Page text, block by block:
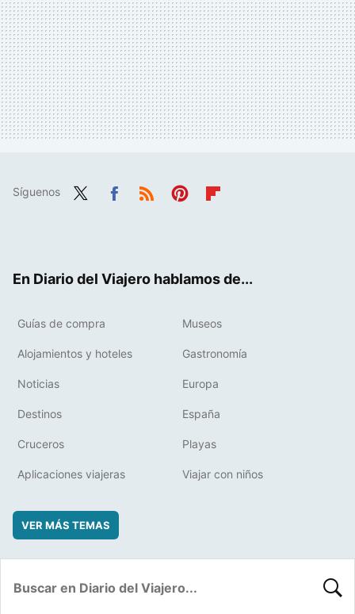
Síguenos
En Diario del Viajero hablamos de...
Guías de compra Museos
Alojamientos y hoteles Gastronomía
Noticias Europa
Destinos España
Cruceros Playas
Aplicaciones viajeras Viajar con niños
VER MÁS TEMAS